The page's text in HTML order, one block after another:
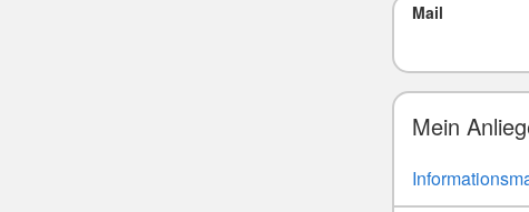
Mail
Mein